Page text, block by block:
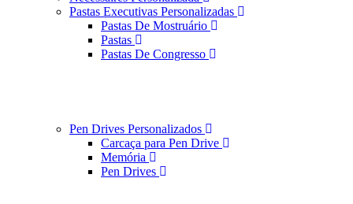
Pastas Executivas Personalizadas
Pastas De Mostruário
Pastas
Pastas De Congresso
Pen Drives Personalizados
Carcaça para Pen Drive
Memória
Pen Drives